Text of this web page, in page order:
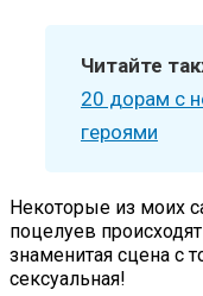
Читайте
20 дорам с
героями
Некоторые из моих
поцелуев
знаменитая сцена с
сексуальная!